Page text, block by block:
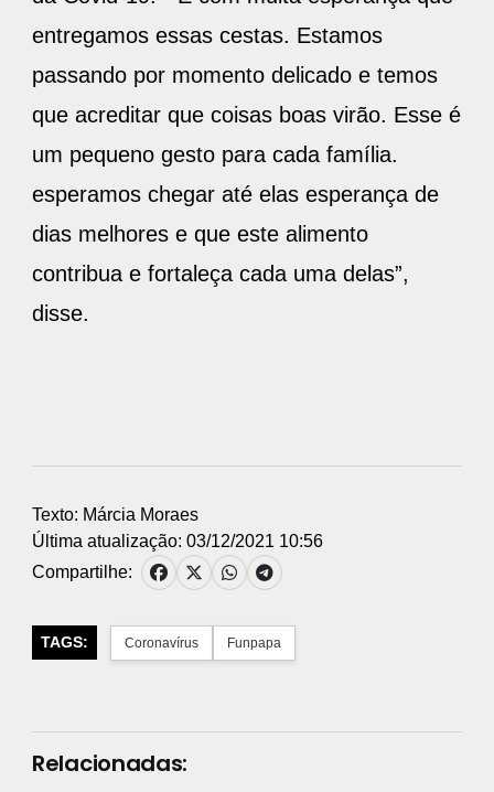
entregamos essas cestas. Estamos
passando por momento delicado e temos
que acreditar que coisas boas virão. Esse é
um pequeno gesto para cada família.
esperamos chegar até elas esperança de
dias melhores e que este alimento
contribua e fortaleça cada uma delas”,
disse.
Texto: Márcia Moraes
Última atualização: 03/12/2021 10:56
Compartilhe:
TAGS: Coronavírus Funpapa
Relacionadas: